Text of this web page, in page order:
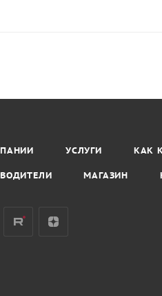
УСЛУГИ КАК
МАГАЗИН